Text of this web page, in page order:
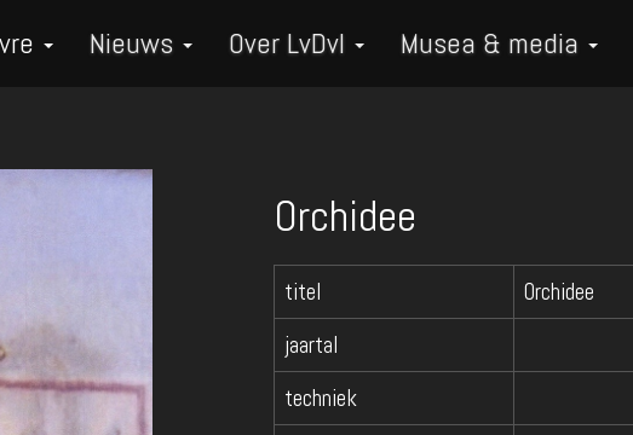
Nieuws Over LvDvI Musea & media
Orchidee
titel
Orchidee
jaartal
techniek